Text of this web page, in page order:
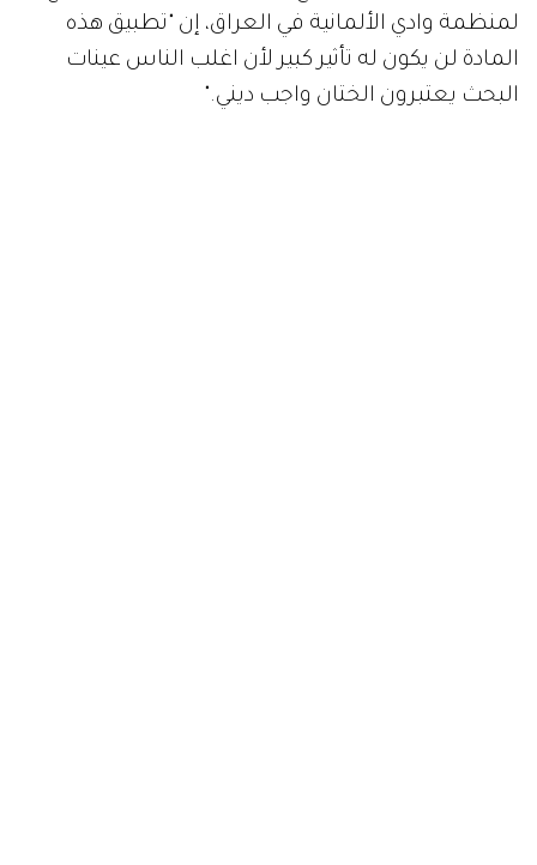
لمنظمة وادي الألمانية في العراق، إن "تطبيق هذه
المادة لن يكون له تأثير كبير لأن اغلب الناس عينات
البحث يعتبرون الختان واجب ديني."